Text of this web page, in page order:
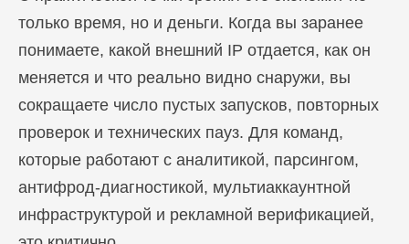
только время, но и деньги. Когда вы заранее
понимаете, какой внешний IP отдается, как он
меняется и что реально видно снаружи, вы
сокращаете число пустых запусков, повторных
проверок и технических пауз. Для команд,
которые работают с аналитикой, парсингом,
антифрод-диагностикой, мультиаккаунтной
инфраструктурой и рекламной верификацией,